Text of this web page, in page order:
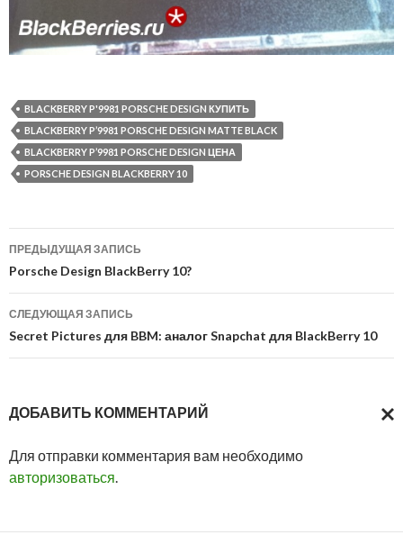
BLACKBERRY P'9981 PORSCHE DESIGN КУПИТЬ
BLACKBERRY P’9981 PORSCHE DESIGN MATTE BLACK
BLACKBERRY P’9981 PORSCHE DESIGN ЦЕНА
PORSCHE DESIGN BLACKBERRY 10
Навигация
по
записям
ПРЕДЫДУЩАЯ ЗАПИСЬ
Porsche Design BlackBerry 10?
СЛЕДУЮЩАЯ ЗАПИСЬ
Secret Pictures для BBM: аналог Snapchat для BlackBerry 10
ДОБАВИТЬ КОММЕНТАРИЙ
Для отправки комментария вам необходимо
авторизоваться.